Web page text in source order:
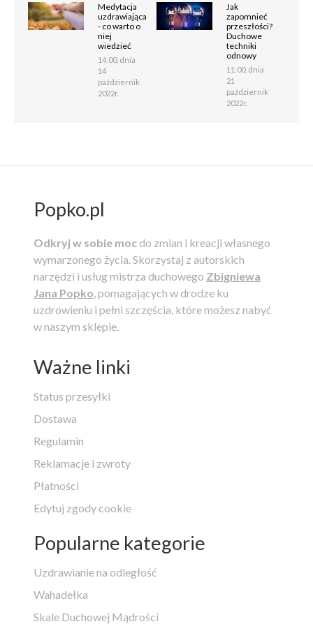
Medytacja
uzdrawiająca
- co warto o
niej
wiedzieć
14:00, dnia
14
październik
2022r.
Jak
zapomnieć
przeszłości?
Duchowe
techniki
odnowy
11:00, dnia
21
październik
2022r.
Popko.pl
Odkryj w sobie moc do zmian i kreacji własnego
wymarzonego życia.Skorzystaj z autorskich
narzędzi i usług mistrza duchowego Zbigniewa
Jana Popko, pomagających w drodze ku
uzdrowieniu i pełni szczęścia, które możesz nabyć
w naszym sklepie.
Ważne linki
Status przesyłki
Dostawa
Regulamin
Reklamacje i zwroty
Płatności
Edytuj zgody cookie
Popularne kategorie
Uzdrawianie na odległość
Wahadełka
Skale Duchowej Mądrości